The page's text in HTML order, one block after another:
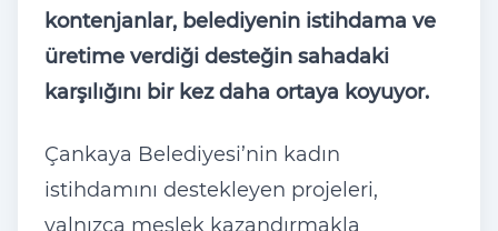
kontenjanlar, belediyenin istihdama ve
üretime verdiği desteğin sahadaki
karşılığını bir kez daha ortaya koyuyor.
Çankaya Belediyesi’nin kadın
istihdamını destekleyen projeleri,
yalnızca meslek kazandırmakla